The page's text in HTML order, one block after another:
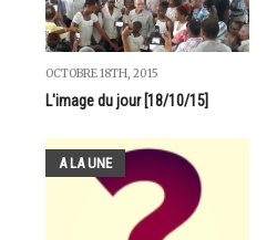
OCTOBRE 18TH, 2015
L'image du jour [18/10/15]
A LA UNE